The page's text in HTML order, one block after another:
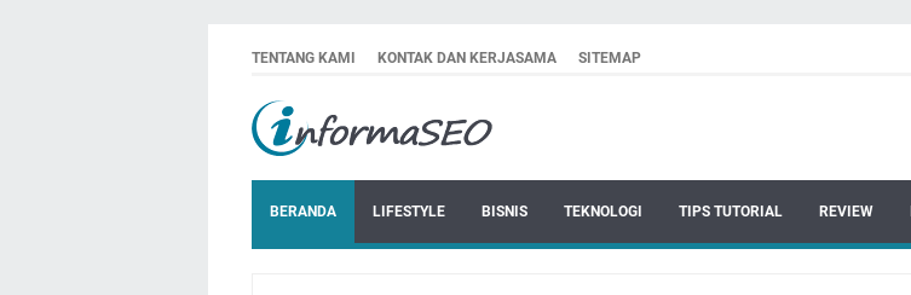
TENTANG KAMI KONTAK DAN KERJASAMA SITEMAP
BERANDA LIFESTYLE BISNIS TEKNOLOGI TIPS TUTORIAL REVIEW